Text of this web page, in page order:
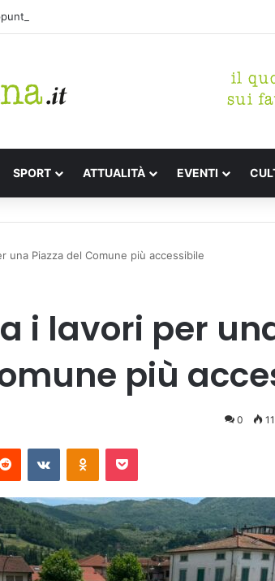
letterari Festa de l’Unità Certaldo
SPORT ATTUALITÀ EVENTI
una Piazza del Comune più accessibile
i lavori per
più
0